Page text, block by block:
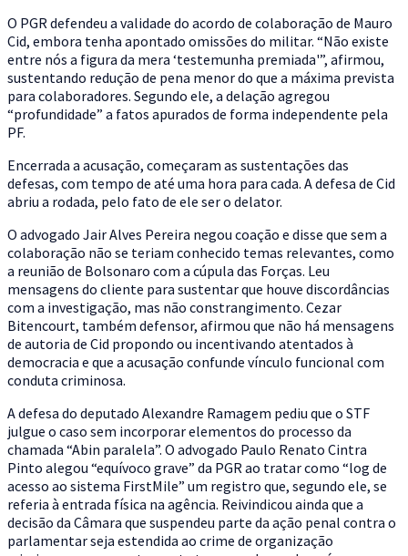
O PGR defendeu a validade do acordo de colaboração de Mauro
Cid, embora tenha apontado omissões do militar. “Não existe
entre nós a figura da mera ‘testemunha premiada'”, afirmou,
sustentando redução de pena menor do que a máxima prevista
para colaboradores. Segundo ele, a delação agregou
“profundidade” a fatos apurados de forma independente pela
PF.
Encerrada a acusação, começaram as sustentações das
defesas, com tempo de até uma hora para cada. A defesa de Cid
abriu a rodada, pelo fato de ele ser o delator.
O advogado Jair Alves Pereira negou coação e disse que sem a
colaboração não se teriam conhecido temas relevantes, como
a reunião de Bolsonaro com a cúpula das Forças. Leu
mensagens do cliente para sustentar que houve discordâncias
com a investigação, mas não constrangimento. Cezar
Bitencourt, também defensor, afirmou que não há mensagens
de autoria de Cid propondo ou incentivando atentados à
democracia e que a acusação confunde vínculo funcional com
conduta criminosa.
A defesa do deputado Alexandre Ramagem pediu que o STF
julgue o caso sem incorporar elementos do processo da
chamada “Abin paralela”. O advogado Paulo Renato Cintra
Pinto alegou “equívoco grave” da PGR ao tratar como “log de
acesso ao sistema FirstMile” um registro que, segundo ele, se
referia à entrada física na agência. Reivindicou ainda que a
decisão da Câmara que suspendeu parte da ação penal contra o
parlamentar seja estendida ao crime de organização